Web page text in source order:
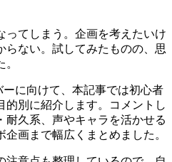
ってしまう。企画を考えたいけ
らない。試してみたものの、思
に向けて、本記事では初心者
的別に紹介します。コメントし
耐久系、声やキャラを活かせる
画まで幅広くまとめました。